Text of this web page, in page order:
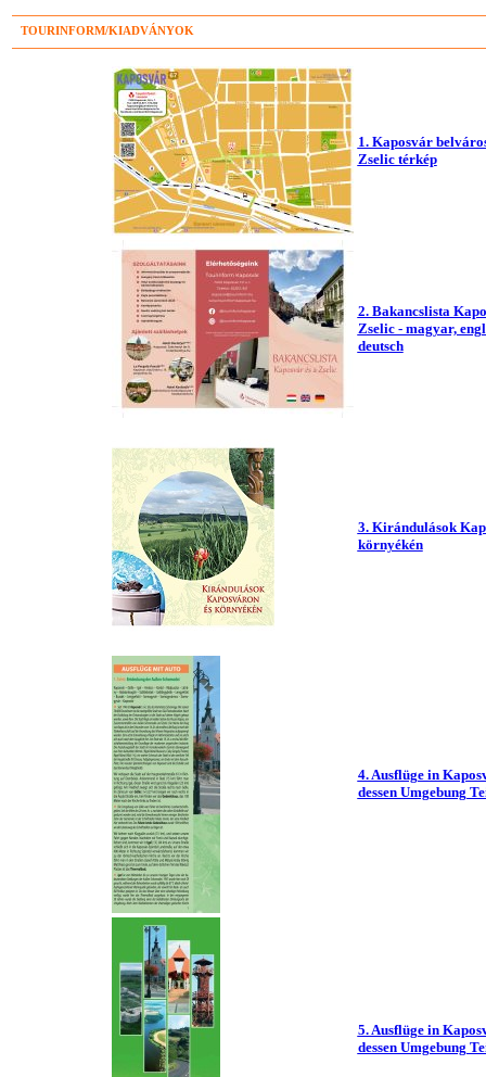
TOURINFORM/KIADVÁNYOK
1. Kaposvár
Zselic térkép
2. Bakancslista
Zselic - magyar,
deutsch
3. Kirándulások
környékén
4. Ausflüge in
dessen Umgebung
5. Ausflüge in
dessen Umgebung